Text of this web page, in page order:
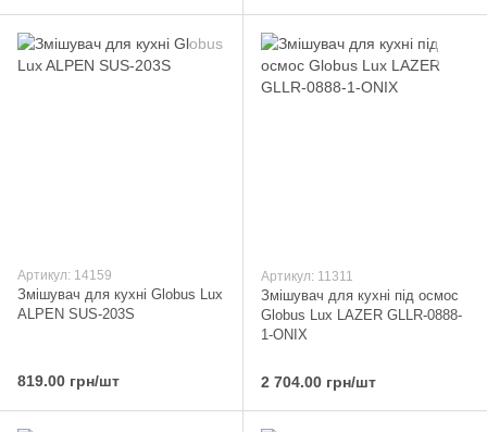
Артикул: 14159
Змішувач для кухні Globus Lux
ALPEN SUS-203S
819.00 грн/шт
Артикул: 11311
Змішувач для кухні під осмос
Globus Lux LAZER GLLR-0888-
1-ONIX
2 704.00 грн/шт